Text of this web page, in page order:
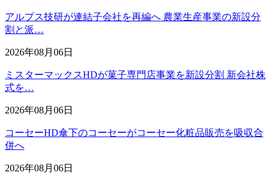
アルプス技研が連結子会社を再編へ 農業生産事業の新設分
割と派…
2026年08月06日
ミスターマックスHDが菓子専門店事業を新設分割 新会社株
式を…
2026年08月06日
コーセーHD傘下のコーセーがコーセー化粧品販売を吸収合
併へ
2026年08月06日